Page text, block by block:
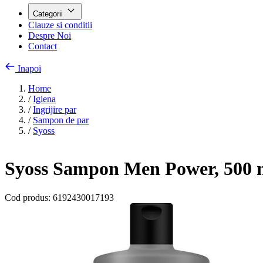
Categorii
Clauze si conditii
Despre Noi
Contact
Inapoi
Home
/ Igiena
/ Ingrijire par
/ Sampon de par
/ Syoss
Syoss Sampon Men Power, 500
Cod produs: 6192430017193